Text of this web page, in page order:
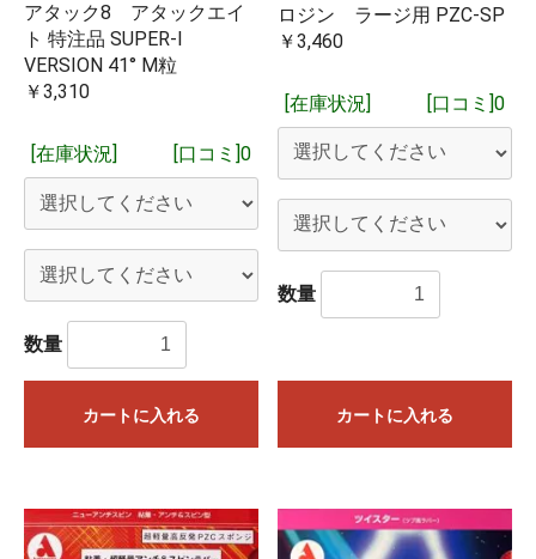
アタック8 アタックエイ
ト 特注品 SUPER-I
VERSION 41° M粒
￥3,310
[在庫状況] [口コミ]0
数量
カートに入れる
ロジン ラージ用 PZC-SP
￥3,460
[在庫状況] [口コミ]0
数量
カートに入れる